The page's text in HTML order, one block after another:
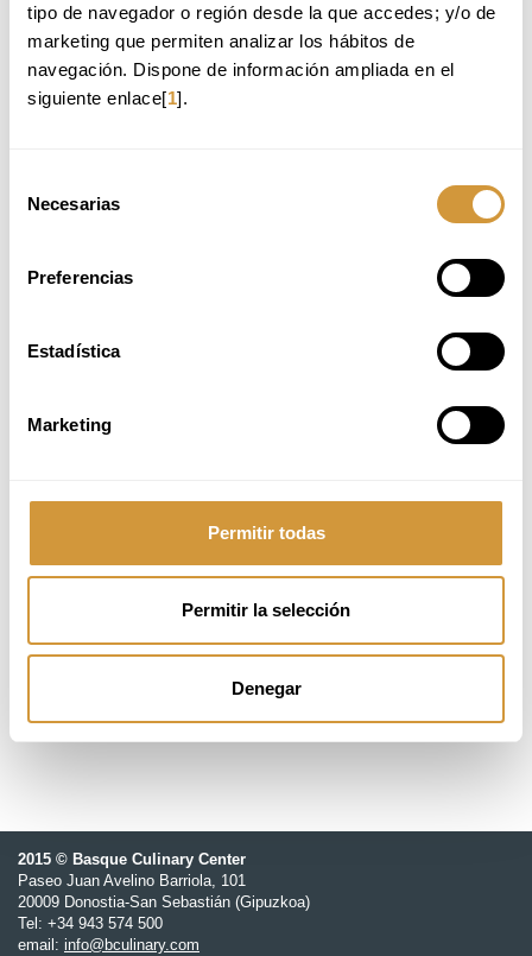
tipo de navegador o región desde la que accedes; y/o de
marketing que permiten analizar los hábitos de
navegación. Dispone de información ampliada en el
siguiente enlace[1].
Necesarias
Preferencias
Estadística
Marketing
Permitir todas
Permitir la selección
Denegar
WE RECOMMEND:
CURSO INTENSIVO DE GASTROCOCTELERÍA_1ª
CURSO INTENSIVO DE GASTROCOCTELERÍA_2ª
CURSO INTENSIVO DE PASTA_1ª EDICIÓN_2026
(ONLINE)
25 students
Basque Culinary Center
2015 © Basque Culinary Center
Paseo Juan Avelino Barriola, 101
20009 Donostia-San Sebastián (Gipuzkoa)
Tel: +34 943 574 500
email: info@bculinary.com